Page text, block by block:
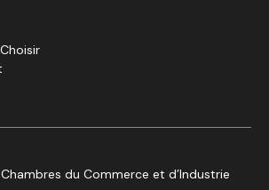
du Commerce et d’Industrie